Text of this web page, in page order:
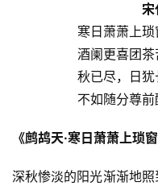
宋
寒日萧萧上琐
酒阑更喜团茶
秋已尽，日犹
不如随分尊前
《鹧鸪天·寒日萧萧上琐
深秋惨淡的阳光渐渐地